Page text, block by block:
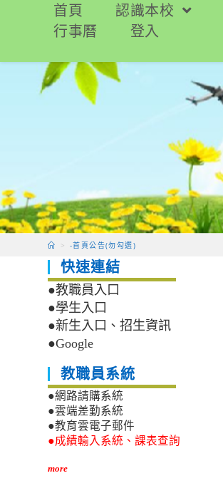
要
首頁 認識本校
行事曆
登入
> -首頁公告(勿勾選)
快速連結
●教職員入口
●學生入口
●新生入口、招生資訊
●Google
教職員系統
●網路請購系統
●雲端差勤系統
●教育雲電子郵件
●成績輸入系統、課表查詢
more